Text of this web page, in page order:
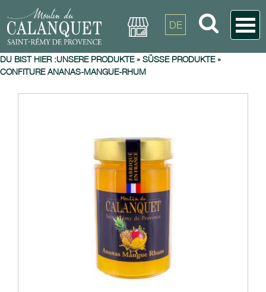
DE
DU BIST HIER :UNSERE PRODUKTE» SÜSSE PRODUKTE »
CONFITURE ANANAS-MANGUE-RHUM